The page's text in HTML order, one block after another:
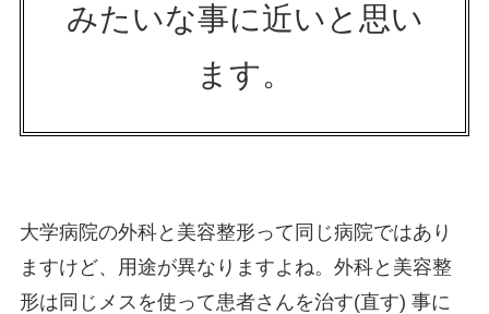
みたいな事に近いと思い
ます。
大学病院の外科と美容整形って同じ病院ではあり
ますけど、用途が異なりますよね。外科と美容整
形は同じメスを使って患者さんを治す(直す) 事に